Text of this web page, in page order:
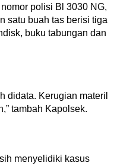
polisi Bl 3030 NG,
satu buah tas berisi tiga
buku tabungan dan
didata. Kerugian materil
tambah Kapolsek.
menyelidiki kasus